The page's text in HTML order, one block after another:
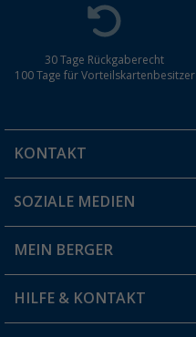
30 Tage Rückgaberecht
100 Tage für Vorteilskartenbesitzer
KONTAKT
Du hast eine Frage?
Filiale finden
SOZIALE MEDIEN
MEIN BERGER
Vorteilskarte
HILFE & KONTAKT